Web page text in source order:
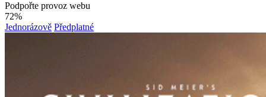
Podpořte provoz webu
72%
Jednorázově Předplatné